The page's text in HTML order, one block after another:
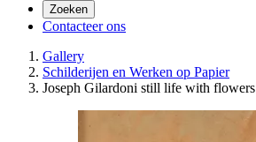
Zoeken
Contacteer ons
Gallery
Schilderijen en Werken op Papier
Joseph Gilardoni still life with flowers